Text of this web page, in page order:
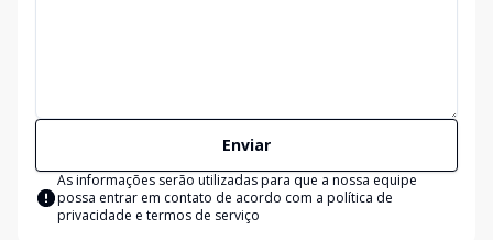
Enviar
As informações serão utilizadas para que a nossa equipe
possa entrar em contato de acordo com a política de
privacidade e termos de serviço